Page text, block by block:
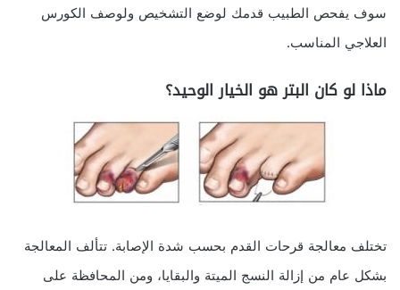
سوف يفحص الطبيب قدمك لوضع التشخيص ولوصف الكورس
العلاجي المناسب.
ماذا لو كان البتر هو الخيار الوحيد؟
تختلف معالجة قرحات القدم بحسب شدة الإصابة. تتألف المعالجة
بشكل عام من إزالة النسج الميتة والبقايا، ومن المحافظة على